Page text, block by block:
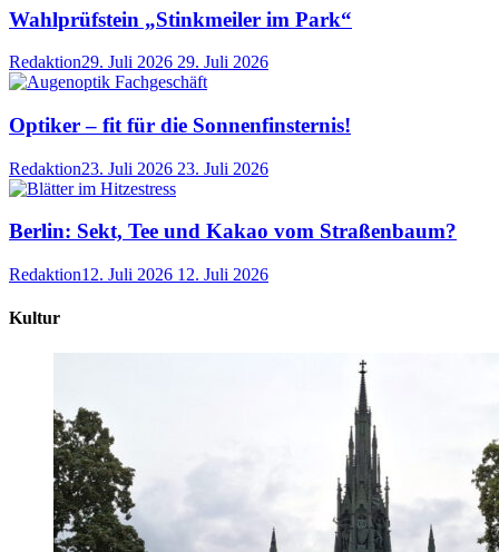
Wahlprüfstein „Stinkmeiler im Park“
Redaktion29. Juli 2026 29. Juli 2026
Optiker – fit für die Sonnenfinsternis!
Redaktion23. Juli 2026 23. Juli 2026
Berlin: Sekt, Tee und Kakao vom Straßenbaum?
Redaktion12. Juli 2026 12. Juli 2026
Kultur